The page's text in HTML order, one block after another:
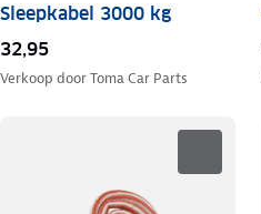
Sleepkabel 3000 kg
32,95
Verkoop doorToma Car Parts